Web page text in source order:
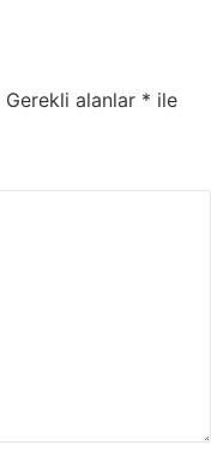
Gerekli alanlar * ile